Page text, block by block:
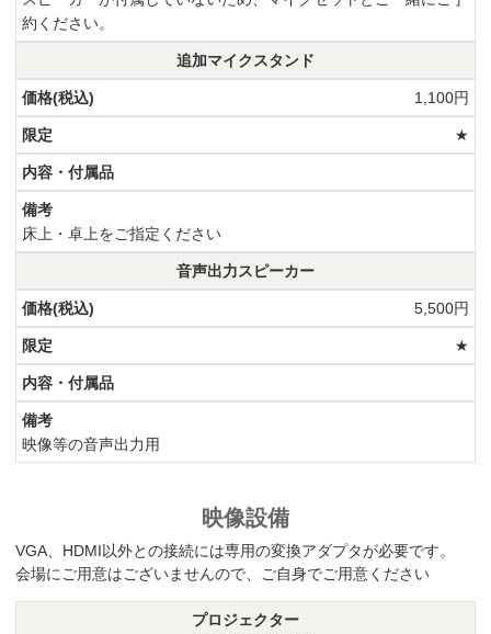
約ください。
追加マイクスタンド
1,100円
★
床上・卓上をご指定ください
音声出力スピーカー
5,500円
★
映像等の音声出力用
映像設備
VGA、HDMI以外との接続には専用の変換アダプタが必要です。
会場にご用意はございませんので、ご自身でご用意ください
プロジェクター